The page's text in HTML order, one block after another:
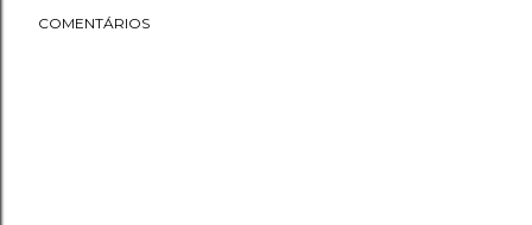
COMENTÁRIOS